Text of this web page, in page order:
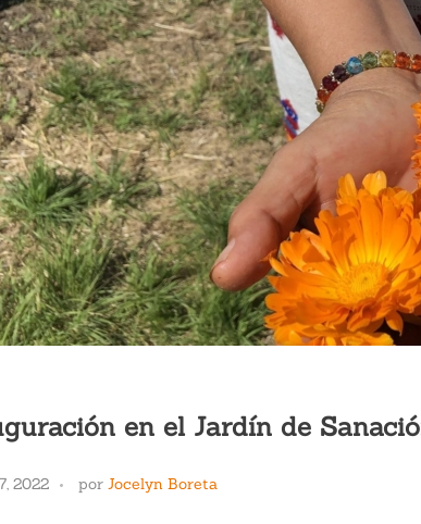
en el Jardín de
2022 por Jocelyn Boreta